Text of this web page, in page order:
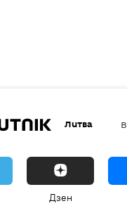
Литва
Дзен